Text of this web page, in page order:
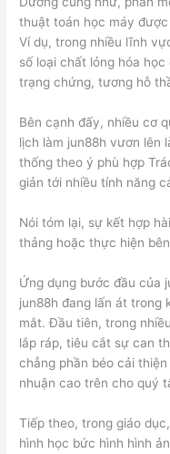
thuật toán học máy
Ví dụ, trong nhiều lĩnh
số loại chất lỏng hóa
trạng chứng, tương hỗ
Bên cạnh đấy, nhiều cơ
lịch làm jun88h vươn lên
thống theo ý phù hợp
giản tới nhiều tính năng
Nói tóm lại, sự kết hợp
thảng hoặc thực hiện
Ứng dụng bước đầu của
jun88h đang lấn át trong
mắt. Đầu tiên, trong
lắp ráp, tiêu cắt sự can
chẳng phần béo cải
nhuận cao trên cho quý
Tiếp theo, trong giáo
hình học bức hình hình